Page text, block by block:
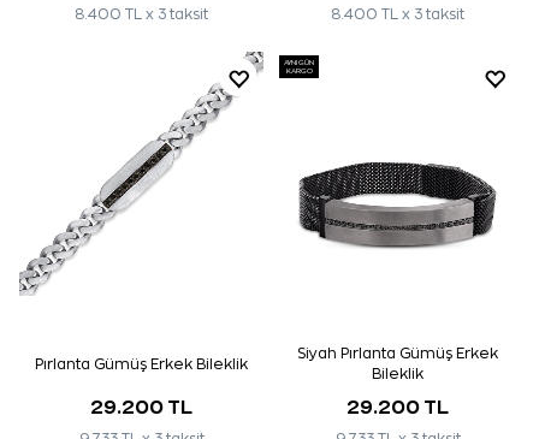
8.400 TL x 3 taksit 8.400 TL x 3 taksit
Pırlanta Gümüş Erkek Bileklik
29.200 TL
AYNI GÜN
KARGO
Siyah Pırlanta Gümüş Erkek
Bileklik
29.200 TL